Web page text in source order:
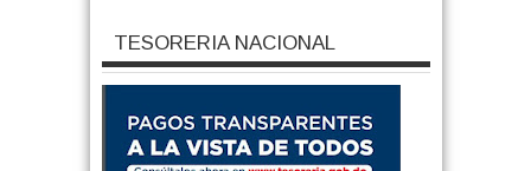
TESORERIA NACIONAL